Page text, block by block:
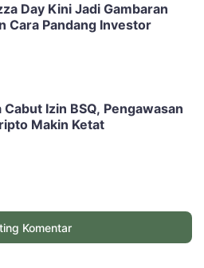
Day Kini Jadi Gambaran
Cara Pandang Investor
Izin BSQ, Pengawasan
Makin Ketat
Komentar